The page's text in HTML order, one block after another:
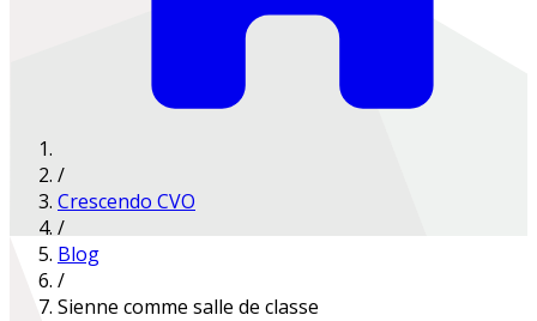
/
Crescendo CVO
/
Blog
/
Sienne comme salle de classe